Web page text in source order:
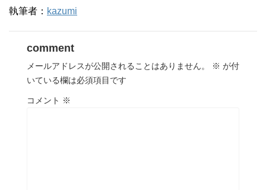
執筆者： kazumi
comment
メールアドレスが公開されることはありません。 ※ が付
いている欄は必須項目です
コメント ※